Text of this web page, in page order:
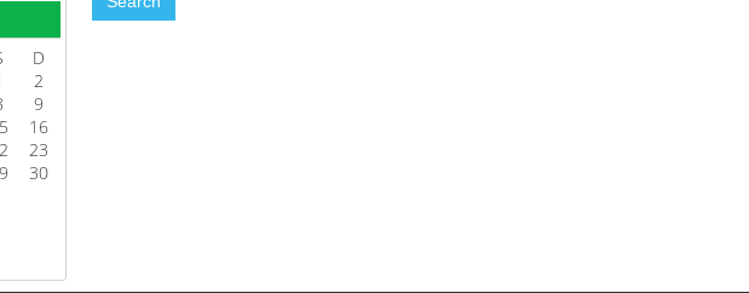
D
2
9
16
23
30